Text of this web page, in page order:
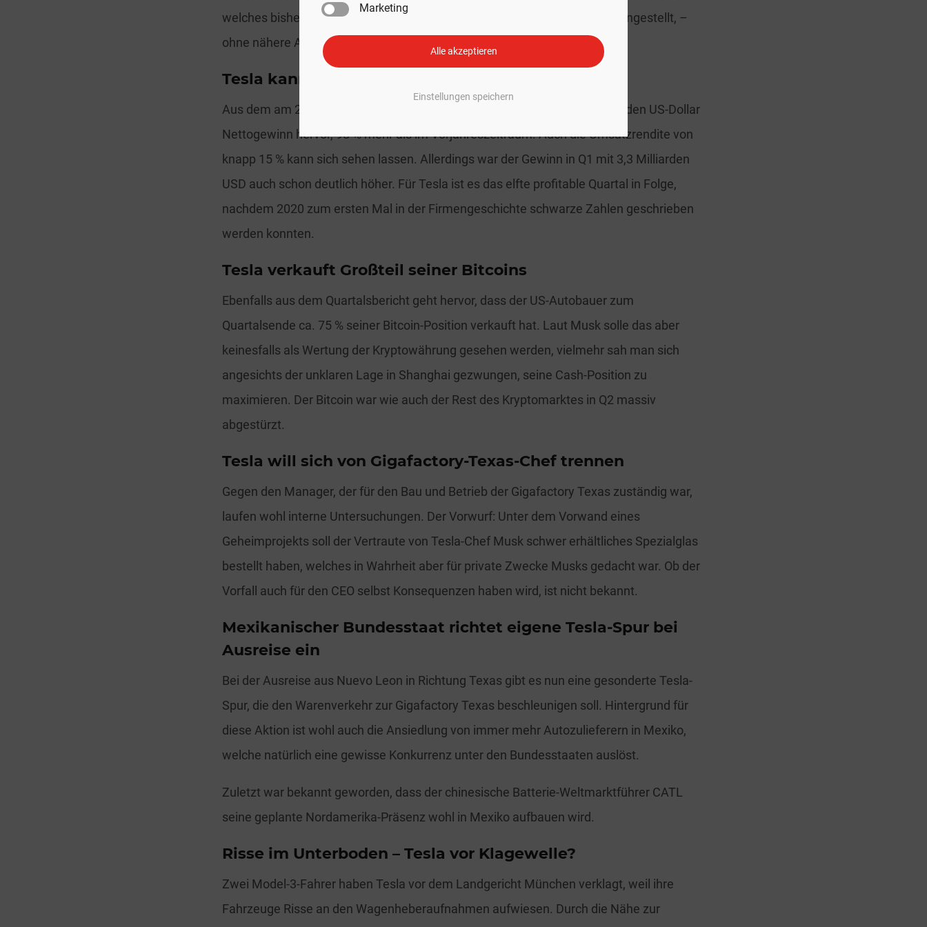
Marketing
Alle akzeptieren
Einstellungen speichern
welches bisher ohnehin nur in den USA verkauft wurde, offenbar vorerst eingestellt, –
ohne nähere Angabe von Gründen.
Tesla kann Gewinn in Q2 fast verdoppeln
Aus dem am 20.07.2022 veröffentlichten Quartalsbericht gehen 2,3 Milliarden US-Dollar
Nettogewinn hervor, 98 % mehr als im Vorjahreszeitraum. Auch die Umsatzrendite von
knapp 15 % kann sich sehen lassen. Allerdings war der Gewinn in Q1 mit 3,3 Milliarden
USD auch schon deutlich höher. Für Tesla ist es das elfte profitable Quartal in Folge,
nachdem 2020 zum ersten Mal in der Firmengeschichte schwarze Zahlen geschrieben
werden konnten.
Tesla verkauft Großteil seiner Bitcoins
Ebenfalls aus dem Quartalsbericht geht hervor, dass der US-Autobauer zum
Quartalsende ca. 75 % seiner Bitcoin-Position verkauft hat. Laut Musk solle das aber
keinesfalls als Wertung der Kryptowährung gesehen werden, vielmehr sah man sich
angesichts der unklaren Lage in Shanghai gezwungen, seine Cash-Position zu
maximieren. Der Bitcoin war wie auch der Rest des Kryptomarktes in Q2 massiv
abgestürzt.
Tesla will sich von Gigafactory-Texas-Chef trennen
Gegen den Manager, der für den Bau und Betrieb der Gigafactory Texas zuständig war,
laufen wohl interne Untersuchungen. Der Vorwurf: Unter dem Vorwand eines
Geheimprojekts soll der Vertraute von Tesla-Chef Musk schwer erhältliches Spezialglas
bestellt haben, welches in Wahrheit aber für private Zwecke Musks gedacht war. Ob der
Vorfall auch für den CEO selbst Konsequenzen haben wird, ist nicht bekannt.
Mexikanischer Bundesstaat richtet eigene Tesla-Spur bei
Ausreise ein
Bei der Ausreise aus Nuevo Leon in Richtung Texas gibt es nun eine gesonderte Tesla-
Spur, die den Warenverkehr zur Gigafactory Texas beschleunigen soll. Hintergrund für
diese Aktion ist wohl auch die Ansiedlung von immer mehr Autozulieferern in Mexiko,
welche natürlich eine gewisse Konkurrenz unter den Bundesstaaten auslöst.
Zuletzt war bekannt geworden, dass der chinesische Batterie-Weltmarktführer CATL
seine geplante Nordamerika-Präsenz wohl in Mexiko aufbauen wird.
Risse im Unterboden – Tesla vor Klagewelle?
Zwei Model-3-Fahrer haben Tesla vor dem Landgericht München verklagt, weil ihre
Fahrzeuge Risse an den Wagenheberaufnahmen aufwiesen. Durch die Nähe zur